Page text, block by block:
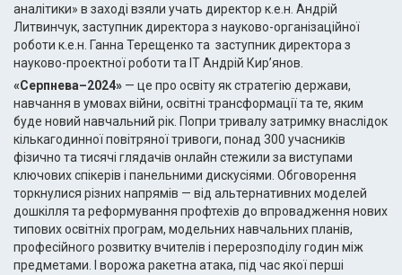
аналітики» в заході взяли учать директор к.е.н. Андрій
Литвинчук, заступник директора з науково-організаційної
роботи к.е.н. Ганна Терещенко та заступник директора з
науково-проектної роботи та ІТ Андрій Кирʼянов.
«Серпнева–2024» — це про освіту як стратегію держави,
навчання в умовах війни, освітні трансформації та те, яким
буде новий навчальний рік. Попри тривалу затримку внаслідок
кількагодинної повітряної тривоги, понад 300 учасників
фізично та тисячі глядачів онлайн стежили за виступами
ключових спікерів і панельними дискусіями. Обговорення
торкнулися різних напрямів — від альтернативних моделей
дошкілля та реформування профтехів до впровадження нових
типових освітніх програм, модельних навчальних планів,
професійного розвитку вчителів і перерозподілу годин між
предметами. І ворожа ракетна атака, під час якої перші